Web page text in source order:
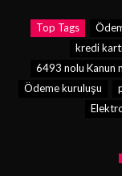
Top Tags
kredi kartı
6493 nolu Kanun
Ödeme kuruluşu